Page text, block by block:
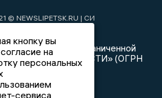
© NEWSLIPETSK.RU | СИ
Общество с ограниченной
НОВОСТИ» (ОГРН
Е.Г.
кнопку вы
на
персональных
сервиса